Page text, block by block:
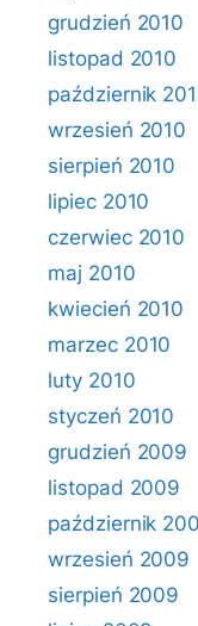
grudzień 2010
listopad 2010
październik
wrzesień 2010
sierpień 2010
lipiec 2010
czerwiec 2010
maj 2010
kwiecień 2010
marzec 2010
luty 2010
styczeń 2010
grudzień 2009
listopad 2009
październik
wrzesień 2009
sierpień 2009